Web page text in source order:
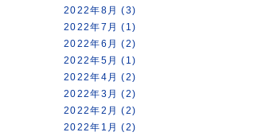
2022年8月 (3)
2022年7月 (1)
2022年6月 (2)
2022年5月 (1)
2022年4月 (2)
2022年3月 (2)
2022年2月 (2)
2022年1月 (2)